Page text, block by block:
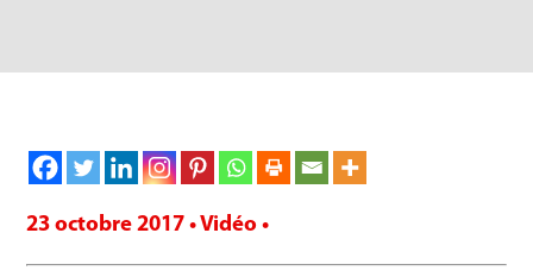
23 octobre 2017 • Vidéo •